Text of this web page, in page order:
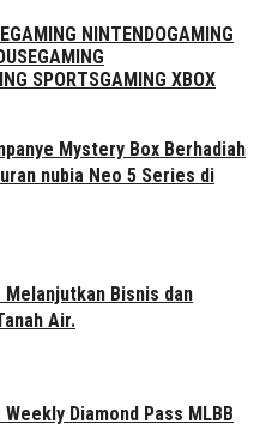
GAMING NINTENDOGAMING
GAMING
SPORTSGAMING XBOX
Mystery Box Berhadiah
nubia Neo 5 Series di
Melanjutkan Bisnis dan
Air.
Diamond Pass MLBB